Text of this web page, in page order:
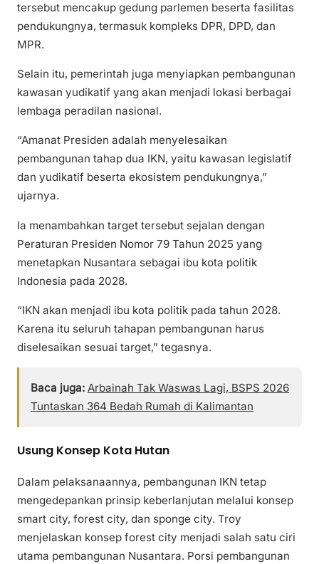
tersebut mencakup gedung parlemen beserta fasilitas
pendukungnya, termasuk kompleks DPR, DPD, dan
MPR.
Selain itu, pemerintah juga menyiapkan pembangunan
kawasan yudikatif yang akan menjadi lokasi berbagai
lembaga peradilan nasional.
“Amanat Presiden adalah menyelesaikan
pembangunan tahap dua IKN, yaitu kawasan legislatif
dan yudikatif beserta ekosistem pendukungnya,”
ujarnya.
Ia menambahkan target tersebut sejalan dengan
Peraturan Presiden Nomor 79 Tahun 2025 yang
menetapkan Nusantara sebagai ibu kota politik
Indonesia pada 2028.
“IKN akan menjadi ibu kota politik pada tahun 2028.
Karena itu seluruh tahapan pembangunan harus
diselesaikan sesuai target,” tegasnya.
Baca juga: Arbainah Tak Waswas Lagi, BSPS 2026
Tuntaskan 364 Bedah Rumah di Kalimantan
Usung Konsep Kota Hutan
Dalam pelaksanaannya, pembangunan IKN tetap
mengedepankan prinsip keberlanjutan melalui konsep
smart city, forest city, dan sponge city. Troy
menjelaskan konsep forest city menjadi salah satu ciri
utama pembangunan Nusantara. Porsi pembangunan